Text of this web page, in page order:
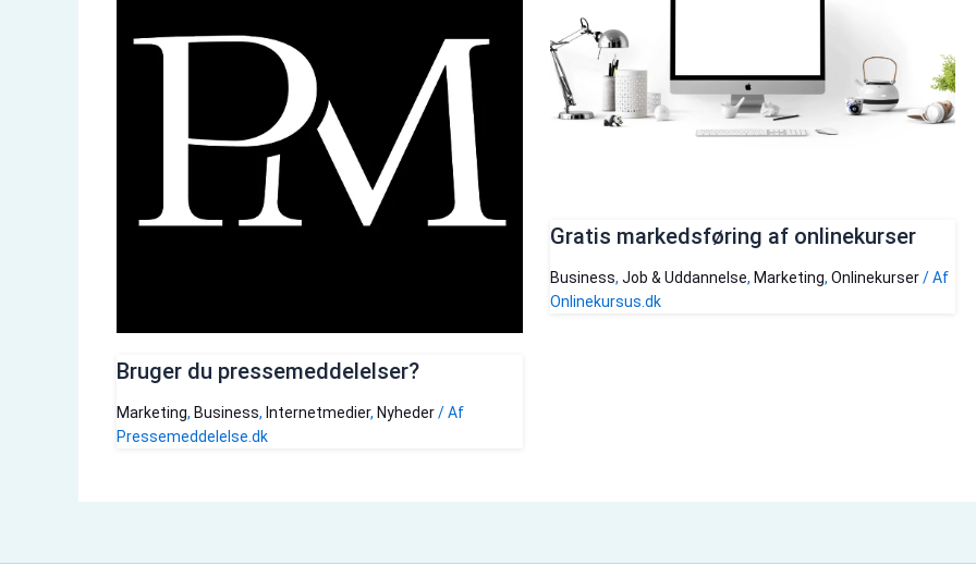
Bruger du pressemeddelelser?
Marketing, Business, Internetmedier, Nyheder/ Af
Pressemeddelelse.dk
Gratis markedsføring af onlinekurser
Business, Job & Uddannelse, Marketing, Onlinekurser/ Af
Onlinekursus.dk